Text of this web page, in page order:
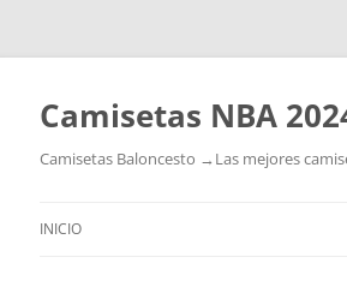
Camisetas NBA
Camisetas Baloncesto →Las mejores
INICIO